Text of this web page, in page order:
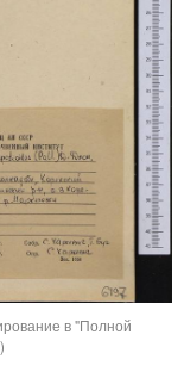
в "Полной